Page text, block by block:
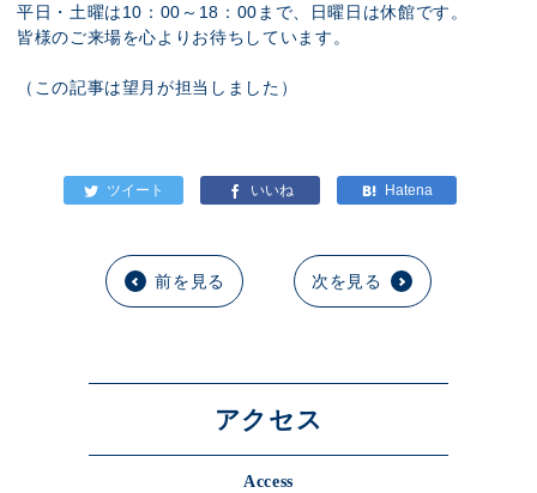
平日・土曜は10：00～18：00まで、日曜日は休館です。
皆様のご来場を心よりお待ちしています。
（この記事は望月が担当しました）
前を見る 次を見る
アクセス
Access